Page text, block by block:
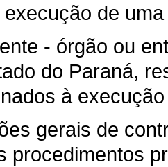
de
- órgão ou
do Paraná,
à
gerais de
procedimentos